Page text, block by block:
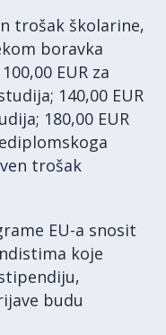
trošak školarine,
boravka
EUR za
140,00 EUR
180,00 EUR
trošak
EU-a snosit
koje
budu